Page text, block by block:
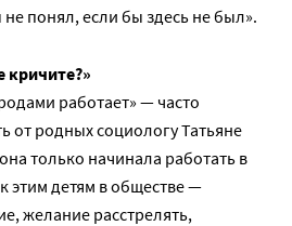
понял, если бы здесь не был».
кричите?»
работает» — часто
от родных социологу Татьяне
только начинала работать в
этим детям в обществе —
желание расстрелять,